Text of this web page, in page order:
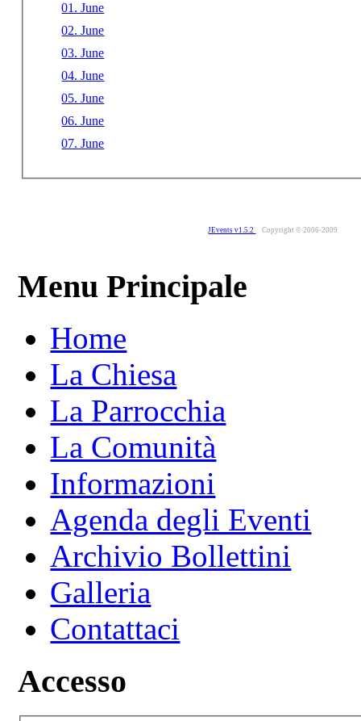
01. June
02. June
03. June
04. June
05. June
06. June
07. June
JEvents v1.5.2 Copyright © 2006-2009
Menu Principale
Home
La Chiesa
La Parrocchia
La Comunità
Informazioni
Agenda degli Eventi
Archivio Bollettini
Galleria
Contattaci
Accesso